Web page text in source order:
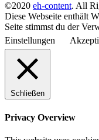
©2020 eh-content. All
Diese Webseite enthält
Seite stimmst du der
Einstellungen
Schließen
Privacy Overview